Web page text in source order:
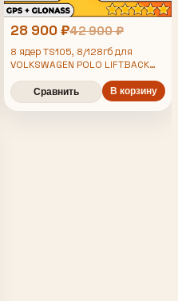
28 900 ₽42 900 ₽
8 ядер TS105, 8/128гб для
VOLKSWAGEN POLO LIFTBACK
(2020-2023) Поло Рапид,
Android магнитола
Сравнить В корзину